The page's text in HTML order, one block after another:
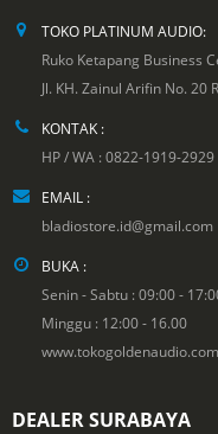
TOKO PLATINUM AUDIO:
Ruko Ketapang Business
Jl. KH. Zainul Arifin No. 20
KONTAK :
HP / WA : 0822-1919-2929
EMAIL :
bladiostore.id@gmail.com
BUKA :
Senin - Sabtu : 09:00 -
Minggu : 12:00 - 16.00
www.tokogoldenaudio.com
DEALER SURABAYA